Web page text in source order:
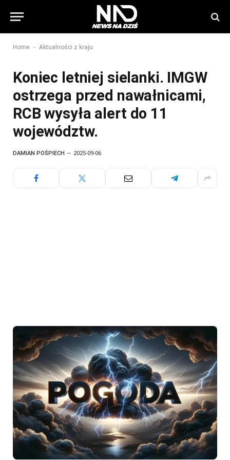
Home - Aktualności z kraju
Koniec letniej sielanki. IMGW
ostrzega przed nawałnicami,
RCB wysyła alert do 11
województw.
DAMIAN POŚPIECH 2025-09-06